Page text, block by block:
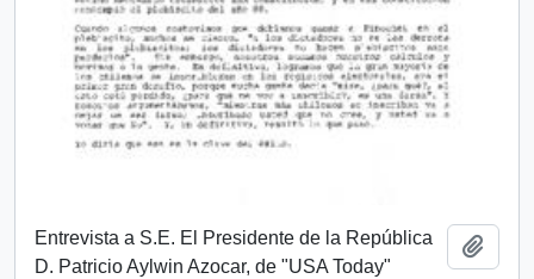
Entrevista a S.E. El Presidente de la República
D. Patricio Aylwin Azocar, de "USA Today"